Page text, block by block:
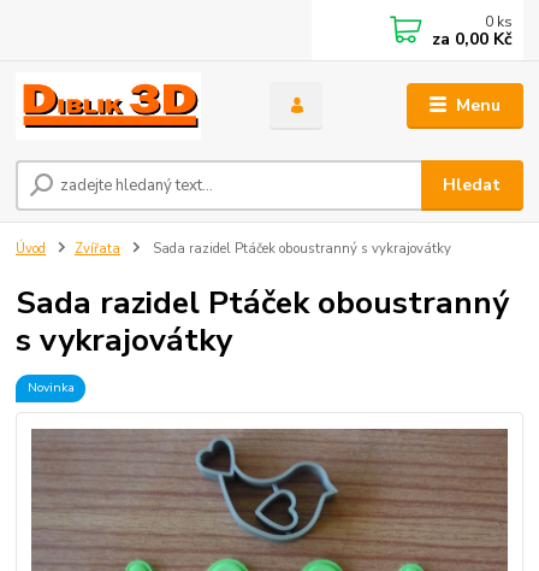
Menu
Hledat
0 ks
za 0,00 Kč
Úvod Zvířata Sada razidel Ptáček oboustranný s vykrajovátky
Sada razidel Ptáček oboustranný
s vykrajovátky
Novinka